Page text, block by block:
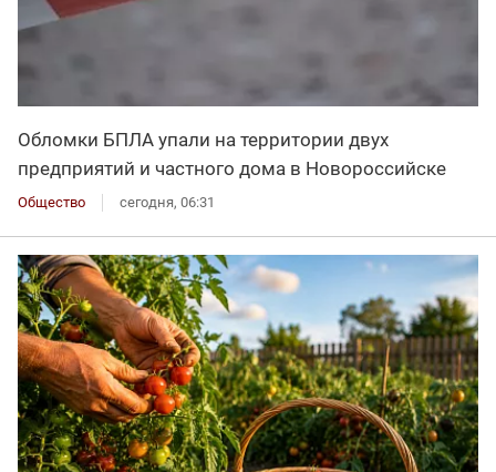
Обломки БПЛА упали на территории двух
предприятий и частного дома в Новороссийске
Общество сегодня, 06:31